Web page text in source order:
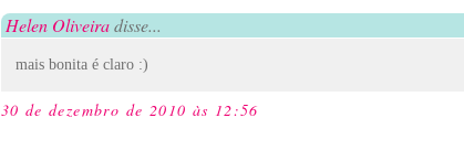
Helen Oliveiradisse...
mais bonita é claro :)
30 de dezembro de 2010 às 12:56